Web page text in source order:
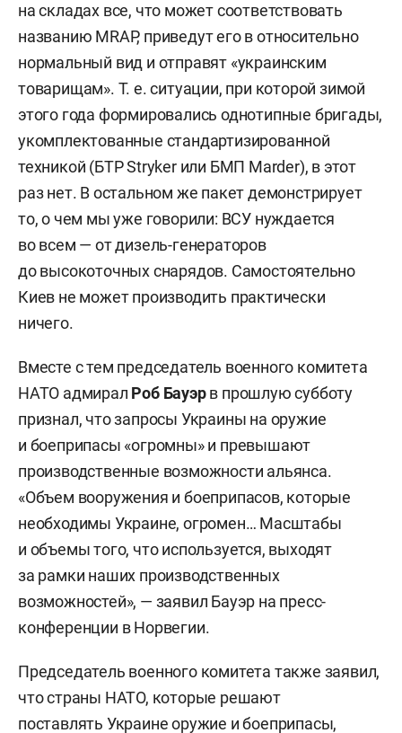
на складах все, что может соответствовать
названию MRAP, приведут его в относительно
нормальный вид и отправят «украинским
товарищам». Т. е. ситуации, при которой зимой
этого года формировались однотипные бригады,
укомплектованные стандартизированной
техникой (БТР Stryker или БМП Marder), в этот
раз нет. В остальном же пакет демонстрирует
то, о чем мы уже говорили: ВСУ нуждается
во всем — от дизель-генераторов
до высокоточных снарядов. Самостоятельно
Киев не может производить практически
ничего.
Вместе с тем председатель военного комитета
НАТО адмирал Роб Бауэрв прошлую субботу
признал, что запросы Украины на оружие
и боеприпасы «огромны» и превышают
производственные возможности альянса.
«Объем вооружения и боеприпасов, которые
необходимы Украине, огромен… Масштабы
и объемы того, что используется, выходят
за рамки наших производственных
возможностей», — заявил Бауэр на пресс-
конференции в Норвегии.
Председатель военного комитета также заявил,
что страны НАТО, которые решают
поставлять Украине оружие и боеприпасы,